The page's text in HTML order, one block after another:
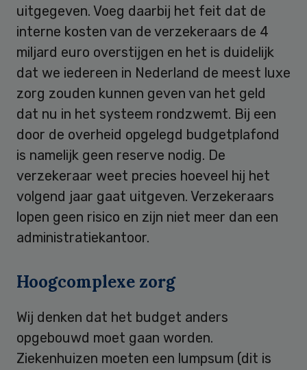
uitgegeven. Voeg daarbij het feit dat de
interne kosten van de verzekeraars de 4
miljard euro overstijgen en het is duidelijk
dat we iedereen in Nederland de meest luxe
zorg zouden kunnen geven van het geld
dat nu in het systeem rondzwemt. Bij een
door de overheid opgelegd budgetplafond
is namelijk geen reserve nodig. De
verzekeraar weet precies hoeveel hij het
volgend jaar gaat uitgeven. Verzekeraars
lopen geen risico en zijn niet meer dan een
administratiekantoor.
Hoogcomplexe zorg
Wij denken dat het budget anders
opgebouwd moet gaan worden.
Ziekenhuizen moeten een lumpsum (dit is